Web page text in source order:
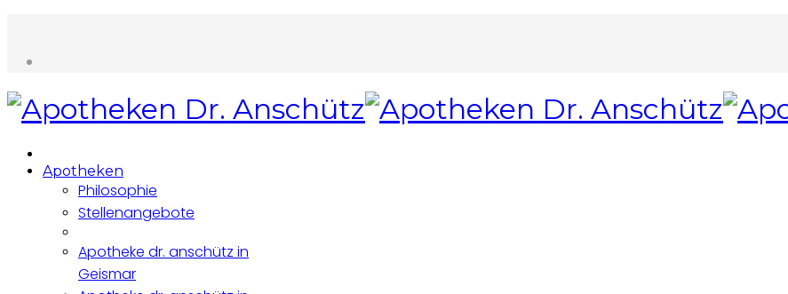
Apotheken
Philosophie
Stellenangebote
Apotheke dr. anschütz in
Geismar